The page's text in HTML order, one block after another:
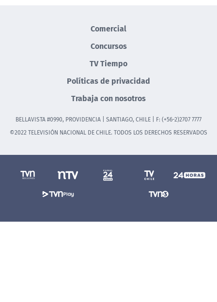
Comercial
Concursos
TV Tiempo
Políticas de privacidad
Trabaja con nosotros
BELLAVISTA #0990, PROVIDENCIA | SANTIAGO, CHILE | F: (+56-2)2707 7777
©2022 TELEVISIÓN NACIONAL DE CHILE. TODOS LOS DERECHOS RESERVADOS